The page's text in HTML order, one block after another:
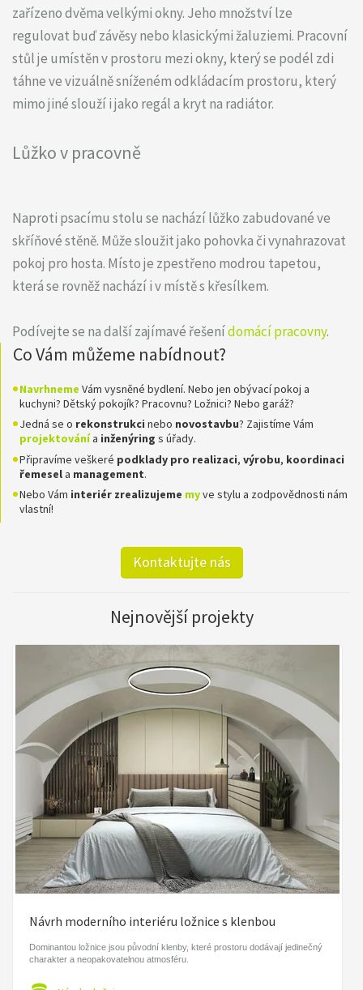
zařízeno dvěma velkými okny. Jeho množství lze
regulovat buď závěsy nebo klasickými žaluziemi. Pracovní
stůl je umístěn v prostoru mezi okny, který se podél zdi
táhne ve vizuálně sníženém odkládacím prostoru, který
mimo jiné slouží i jako regál a kryt na radiátor.
Lůžko v pracovně
Naproti psacímu stolu se nachází lůžko zabudované ve
skříňové stěně. Může sloužit jako pohovka či vynahrazovat
pokoj pro hosta. Místo je zpestřeno modrou tapetou,
která se rovněž nachází i v místě s křesílkem.
Podívejte se na další zajímavé řešenídomácí pracovny.
Co Vám můžeme nabídnout?
Navrhneme Vám vysněné bydlení. Nebo jen obývací pokoj a
kuchyni? Dětský pokojík? Pracovnu? Ložnici? Nebo garáž?
Jedná se o rekonstrukci nebo novostavbu? Zajistíme Vám
projektovánía inženýring s úřady.
Připravíme veškeré podklady pro realizaci, výrobu, koordinaci
řemesela management.
Nebo Vám interiér zrealizujeme myve stylu a zodpovědnosti nám
vlastní!
Kontaktujte nás
Nejnovější projekty
Návrh moderního interiéru ložnice s klenbou
Dominantou ložnice jsou původní klenby, které prostoru dodávají jedinečný
charakter a neopakovatelnou atmosféru.